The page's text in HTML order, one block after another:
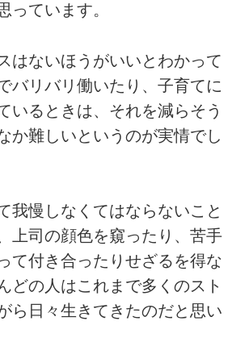
っています。
はないほうがいいとわかって
バリバリ働いたり、子育てに
いるときは、それを減らそう
か難しいというのが実情でし
我慢しなくてはならないこと
上司の顔色を窺ったり、苦手
て付き合ったりせざるを得な
どの人はこれまで多くのスト
ら日々生きてきたのだと思い